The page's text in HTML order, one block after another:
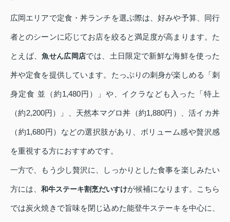
広岡エリアで定食・丼ランチを選ぶ際は、好みや予算、同行
者とのシーンに応じてお店を絞ると満足度が高まります。た
とえば、魚せん広岡店では、土日限定で新鮮な海鮮を使った
丼や定食を提供しています。たっぷりの刺身が楽しめる「刺
身定食 並（約1,480円）」や、イクラなども入った「特上
（約2,200円）」、天然本マグロ丼（約1,880円）、活イカ丼
（約1,680円）などの選択肢があり、ボリューム感や贅沢感
を重視する方におすすめです。
一方で、もう少し贅沢に、しっかりとした食事を楽しみたい
方には、 和牛ステーキ割烹だいすけが候補になります。こちら
では炭火焼きで旨味を閉じ込めた能登牛ステーキを中心に、